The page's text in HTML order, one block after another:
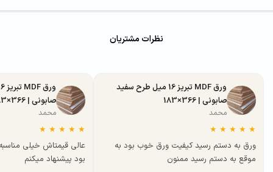
نظرات مشتریان
ورق MDF تبریز 16 میل طرح سفید
صابونی | 366×183
محمد
★
★
★
★
★
ورق به دستم رسید کیفیت ورق خوب بود به
موقع به دستم رسید ممنون
صابونی | 366×183
محمد
★
★
★
★
★
عالی قیمتاش خیلی
بود پیشنهاد میکنم